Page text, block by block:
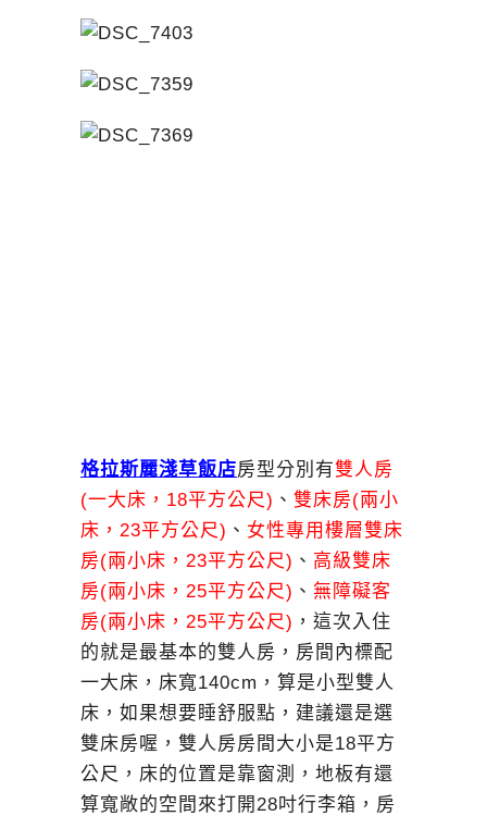
格拉斯麗淺草飯店房型分別有雙人房
(一大床，18平方公尺) 、 雙床房(兩小
床，23平方公尺) 、 女性專用樓層雙床
房(兩小床，23平方公尺) 、 高級雙床
房(兩小床，25平方公尺) 、 無障礙客
房(兩小床，25平方公尺) ，這次入住
的就是最基本的雙人房，房間內標配
一大床，床寬140cm，算是小型雙人
床，如果想要睡舒服點，建議還是選
雙床房喔，雙人房房間大小是18平方
公尺，床的位置是靠窗測，地板有還
算寬敞的空間來打開28吋行李箱，房